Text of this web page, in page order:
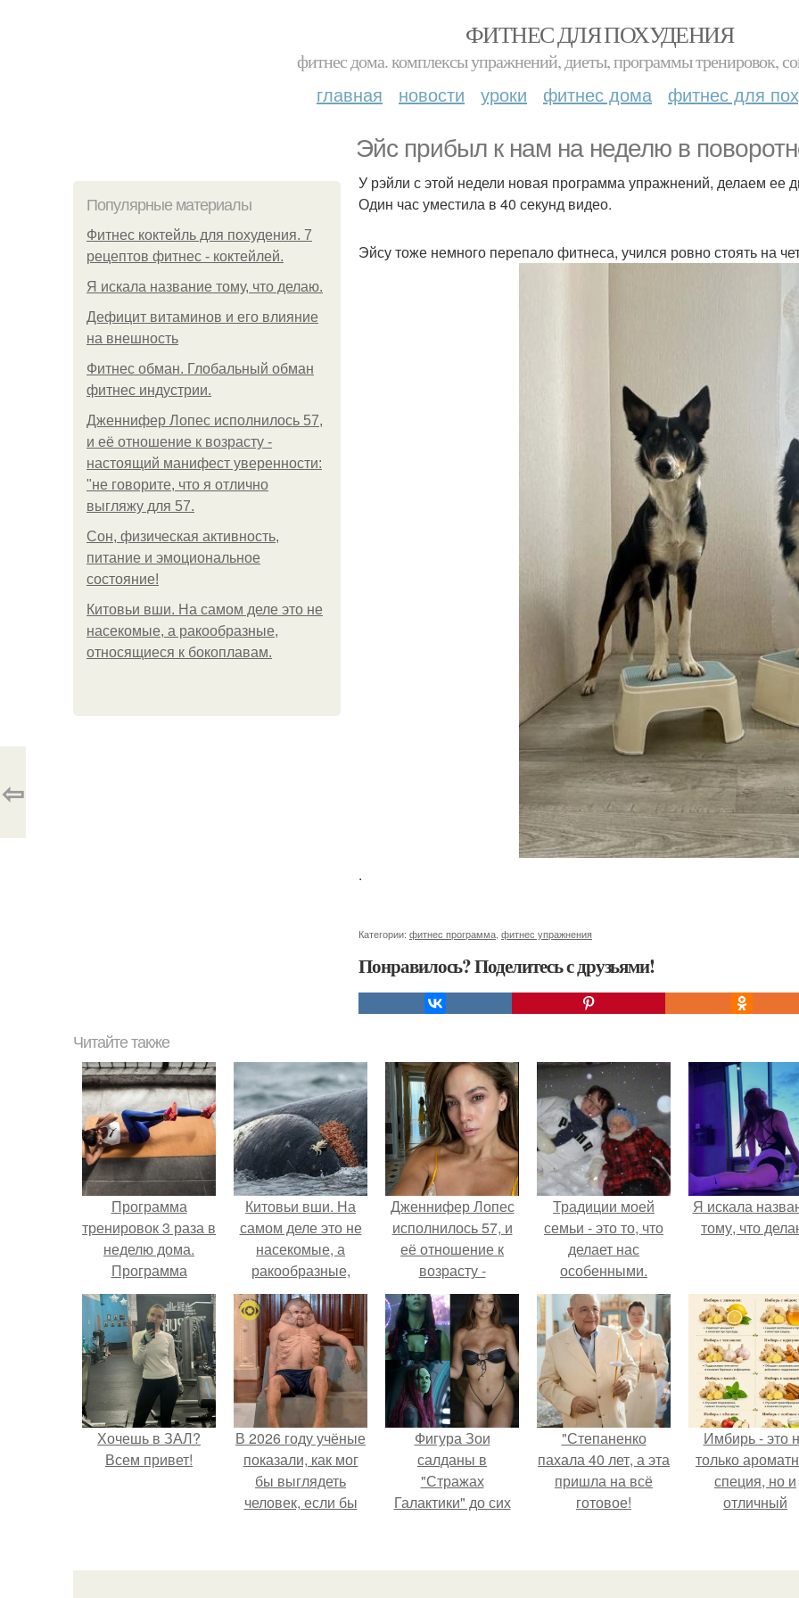
ФИТНЕС ДЛЯ ПОХУДЕНИЯ
фитнес дома. комплексы упражнений, диеты, программы тренировок,
главная новости уроки фитнес дома фитнес для
Эйс прибыл к нам на неделю в
Популярные материалы
Фитнес коктейль для похудения. 7
рецептов фитнес - коктейлей.
Я искала название тому, что делаю.
Дефицит витаминов и его влияние
на внешность
Фитнес обман. Глобальный обман
фитнес индустрии.
Дженнифер Лопес исполнилось 57,
и её отношение к возрасту -
настоящий манифест уверенности:
"не говорите, что я отлично
выгляжу для 57.
Сон, физическая активность,
питание и эмоциональное
состояние!
Китовьи вши. На самом деле это не
насекомые, а ракообразные,
относящиеся к бокоплавам.
У рэйли с этой недели новая программа упражнений, делаем ее
Один час уместила в 40 секунд видео.
Эйсу тоже немного перепало фитнеса, учился ровно стоять на
.
Категории: фитнес программа фитнес упражнения
Понравилось? Поделитесь с друзьями!
⇦
Читайте также
Программа
тренировок 3 раза в
неделю дома.
Программа
тренировок 3 раза в
неделю в домашних
условиях!
Китовьи вши. На
самом деле это не
насекомые, а
ракообразные,
относящиеся к
бокоплавам.
Дженнифер Лопес
исполнилось 57, и
её отношение к
возрасту -
настоящий
манифест
уверенности: "не
говорите, что я
отлично выгляжу
для 57.
Традиции моей
семьи - это то, что
делает нас
особенными.
Я искала
тому, что
Хочешь в ЗАЛ?
Всем привет!
В 2026 году учёные
показали, как мог
бы выглядеть
человек, если бы
специально для
Фигура Зои
салданы в
"Стражах
Галактики" до сих
"Степаненко
пахала 40 лет, а эта
пришла на всё
готовое!
Имбирь - это
только
специя, но и
отличный
и блюд.